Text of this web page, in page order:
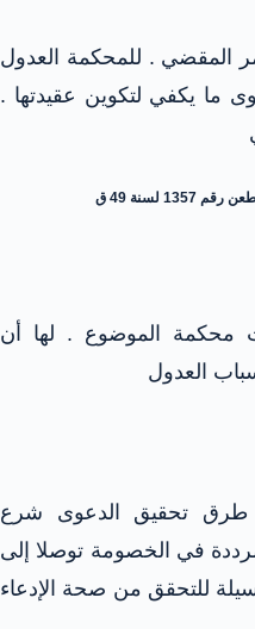
المقضي . للمحكمة العدول
ما يكفي لتكوين عقيدتها .
محكمة الموضوع . لها أن
العدول
تحقيق الدعوى شرع
في الخصومة توصلا إلى
للتحقق من صحة الإدعاء